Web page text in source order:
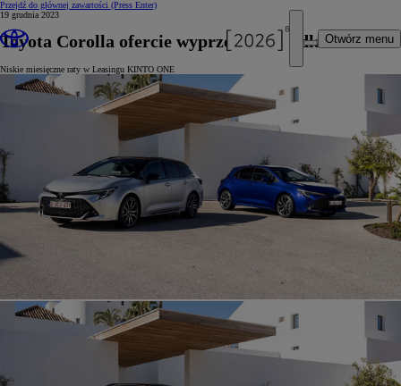
Przejdź do głównej zawartości (Press Enter)
Otwórz menu
19 grudnia 2023
Toyota Corolla ofercie wyprzedażowej dla firm
Niskie miesięczne raty w Leasingu KINTO ONE